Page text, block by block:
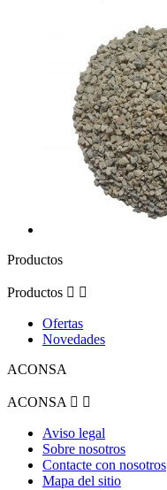
Productos
Productos  
Ofertas
Novedades
ACONSA
ACONSA  
Aviso legal
Sobre nosotros
Contacte con nosotros
Mapa del sitio